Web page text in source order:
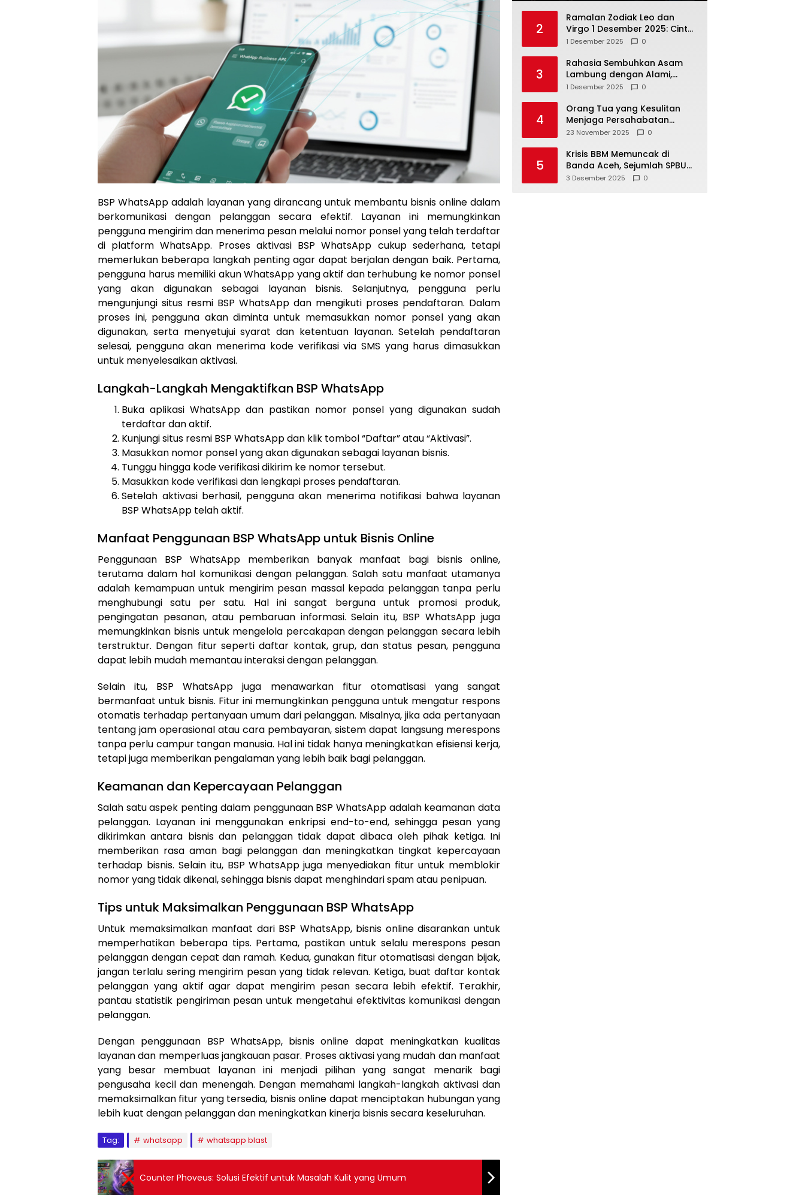
BSP WhatsApp adalah layanan yang dirancang untuk membantu bisnis online dalam
berkomunikasi dengan pelanggan secara efektif. Layanan ini memungkinkan
pengguna mengirim dan menerima pesan melalui nomor ponsel yang telah terdaftar
di platform WhatsApp. Proses aktivasi BSP WhatsApp cukup sederhana, tetapi
memerlukan beberapa langkah penting agar dapat berjalan dengan baik. Pertama,
pengguna harus memiliki akun WhatsApp yang aktif dan terhubung ke nomor ponsel
yang akan digunakan sebagai layanan bisnis. Selanjutnya, pengguna perlu
mengunjungi situs resmi BSP WhatsApp dan mengikuti proses pendaftaran. Dalam
proses ini, pengguna akan diminta untuk memasukkan nomor ponsel yang akan
digunakan, serta menyetujui syarat dan ketentuan layanan. Setelah pendaftaran
selesai, pengguna akan menerima kode verifikasi via SMS yang harus dimasukkan
untuk menyelesaikan aktivasi.
Langkah-Langkah Mengaktifkan BSP WhatsApp
Buka aplikasi WhatsApp dan pastikan nomor ponsel yang digunakan sudah
terdaftar dan aktif.
Kunjungi situs resmi BSP WhatsApp dan klik tombol “Daftar” atau “Aktivasi”.
Masukkan nomor ponsel yang akan digunakan sebagai layanan bisnis.
Tunggu hingga kode verifikasi dikirim ke nomor tersebut.
Masukkan kode verifikasi dan lengkapi proses pendaftaran.
Setelah aktivasi berhasil, pengguna akan menerima notifikasi bahwa layanan
BSP WhatsApp telah aktif.
Manfaat Penggunaan BSP WhatsApp untuk Bisnis Online
Penggunaan BSP WhatsApp memberikan banyak manfaat bagi bisnis online,
terutama dalam hal komunikasi dengan pelanggan. Salah satu manfaat utamanya
adalah kemampuan untuk mengirim pesan massal kepada pelanggan tanpa perlu
menghubungi satu per satu. Hal ini sangat berguna untuk promosi produk,
pengingatan pesanan, atau pembaruan informasi. Selain itu, BSP WhatsApp juga
memungkinkan bisnis untuk mengelola percakapan dengan pelanggan secara lebih
terstruktur. Dengan fitur seperti daftar kontak, grup, dan status pesan, pengguna
dapat lebih mudah memantau interaksi dengan pelanggan.
Selain itu, BSP WhatsApp juga menawarkan fitur otomatisasi yang sangat
bermanfaat untuk bisnis. Fitur ini memungkinkan pengguna untuk mengatur respons
otomatis terhadap pertanyaan umum dari pelanggan. Misalnya, jika ada pertanyaan
tentang jam operasional atau cara pembayaran, sistem dapat langsung merespons
tanpa perlu campur tangan manusia. Hal ini tidak hanya meningkatkan efisiensi kerja,
tetapi juga memberikan pengalaman yang lebih baik bagi pelanggan.
Keamanan dan Kepercayaan Pelanggan
Salah satu aspek penting dalam penggunaan BSP WhatsApp adalah keamanan data
pelanggan. Layanan ini menggunakan enkripsi end-to-end, sehingga pesan yang
dikirimkan antara bisnis dan pelanggan tidak dapat dibaca oleh pihak ketiga. Ini
memberikan rasa aman bagi pelanggan dan meningkatkan tingkat kepercayaan
terhadap bisnis. Selain itu, BSP WhatsApp juga menyediakan fitur untuk memblokir
nomor yang tidak dikenal, sehingga bisnis dapat menghindari spam atau penipuan.
Tips untuk Maksimalkan Penggunaan BSP WhatsApp
Untuk memaksimalkan manfaat dari BSP WhatsApp, bisnis online disarankan untuk
memperhatikan beberapa tips. Pertama, pastikan untuk selalu merespons pesan
pelanggan dengan cepat dan ramah. Kedua, gunakan fitur otomatisasi dengan bijak,
jangan terlalu sering mengirim pesan yang tidak relevan. Ketiga, buat daftar kontak
pelanggan yang aktif agar dapat mengirim pesan secara lebih efektif. Terakhir,
pantau statistik pengiriman pesan untuk mengetahui efektivitas komunikasi dengan
pelanggan.
Dengan penggunaan BSP WhatsApp, bisnis online dapat meningkatkan kualitas
layanan dan memperluas jangkauan pasar. Proses aktivasi yang mudah dan manfaat
yang besar membuat layanan ini menjadi pilihan yang sangat menarik bagi
pengusaha kecil dan menengah. Dengan memahami langkah-langkah aktivasi dan
memaksimalkan fitur yang tersedia, bisnis online dapat menciptakan hubungan yang
lebih kuat dengan pelanggan dan meningkatkan kinerja bisnis secara keseluruhan.
Tag: whatsapp whatsapp blast
Counter Phoveus: Solusi Efektif untuk Masalah Kulit yang Umum
2
Ramalan Zodiak Leo dan
Virgo 1 Desember 2025: Cinta,
Karir, Kesehatan, dan
1 Desember 2025 0
3
Rahasia Sembuhkan Asam
Lambung dengan Alami,
Nomor 4 Disalahpahami
1 Desember 2025 0
4
Orang Tua yang Kesulitan
Menjaga Persahabatan
Biasanya Lakukan 8 Hal Ini
23 November 2025 0
5
Krisis BBM Memuncak di
Banda Aceh, Sejumlah SPBU
Tutup Total
3 Desember 2025 0